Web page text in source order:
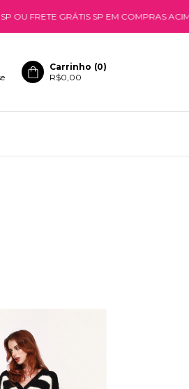
GRÁTIS SP EM COMPRAS ACIMA DE
Carrinho (0)
R$0,00